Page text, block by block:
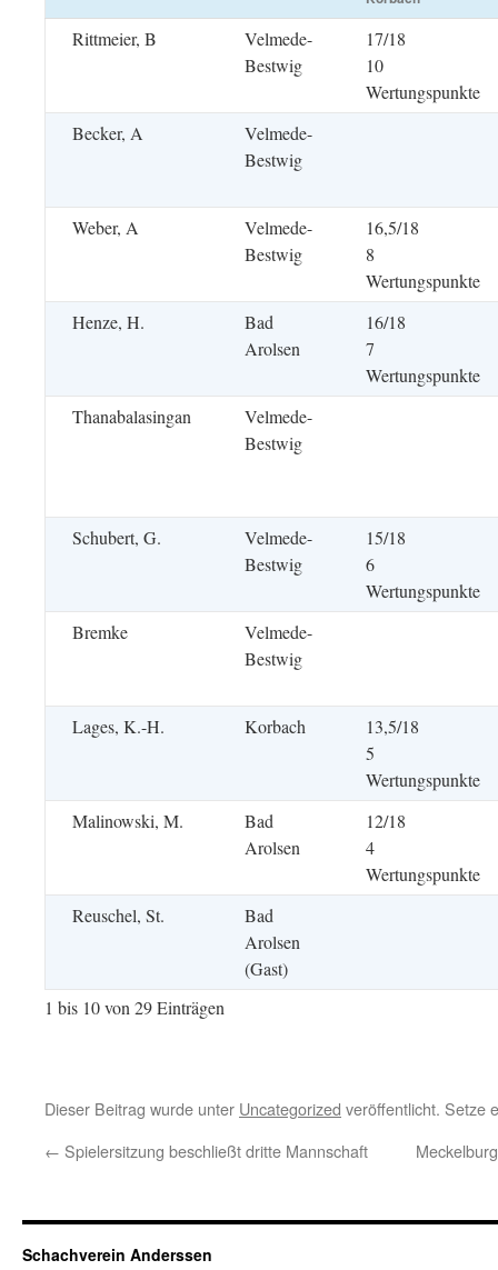
Rittmeier, B
Velmede-
Bestwig
17/18
10
Wertungspunkte
Becker, A
Velmede-
Bestwig
Weber, A
Velmede-
Bestwig
16,5/18
8
Wertungspunkte
Henze, H.
Bad
Arolsen
16/18
7
Wertungspunkte
Thanabalasingan
Velmede-
Bestwig
Schubert, G.
Velmede-
Bestwig
15/18
6
Wertungspunkte
Bremke
Velmede-
Bestwig
Lages, K.-H. Korbach
13,5/18
5
Wertungspunkte
Malinowski, M.
Bad
Arolsen
12/18
4
Wertungspunkte
Reuschel, St.
Bad
Arolsen
(Gast)
1 bis 10 von 29 Einträgen
Dieser Beitrag wurde unter Uncategorized veröffentlicht. Setze
← Spielersitzung beschließt dritte Mannschaft
Schachverein Anderssen